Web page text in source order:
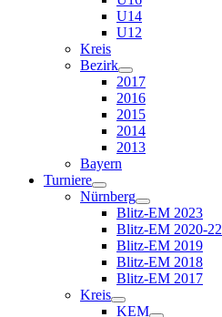
U14
U12
Kreis
Bezirk
2017
2016
2015
2014
2013
Bayern
Turniere
Nürnberg
Blitz-EM 2023
Blitz-EM 2020-22
Blitz-EM 2019
Blitz-EM 2018
Blitz-EM 2017
Kreis
KEM